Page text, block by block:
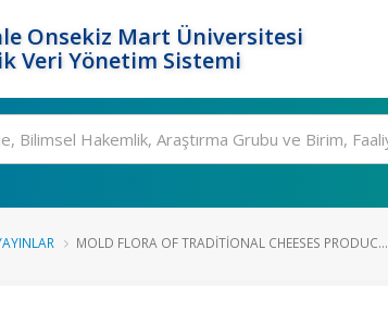
Onsekiz Mart Üniversitesi
Veri Yönetim Sistemi
MOLD FLORA OF TRADITIONAL CHEESES PRODUC...